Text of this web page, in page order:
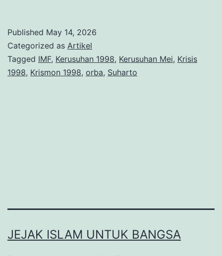
Kejatuhan
Published May 14, 2026
Categorized as Artikel
Tagged IMF, Kerusuhan 1998, Kerusuhan Mei, Krisis
1998, Krismon 1998, orba, Suharto
JEJAK ISLAM UNTUK BANGSA